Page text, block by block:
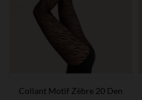
Collant Motif Zèbre 20 Den